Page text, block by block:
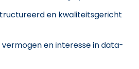
en kwaliteitsgericht
en interesse in data-